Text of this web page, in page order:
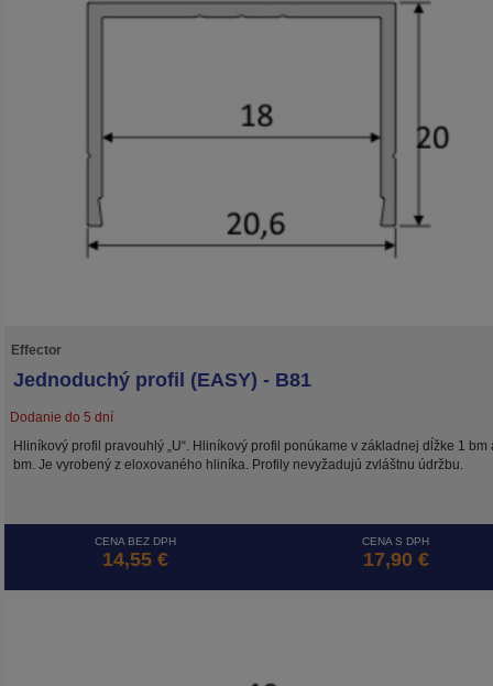
Effector
Jednoduchý profil (EASY) - B81
Dodanie do 5 dní
Hliníkový profil pravouhlý „U“. Hliníkový profil ponúkame v základnej dĺžke 1 bm
bm. Je vyrobený z eloxovaného hliníka. Profily nevyžadujú zvláštnu údržbu.
CENA BEZ DPH
14,55 €
CENA S DPH
17,90 €